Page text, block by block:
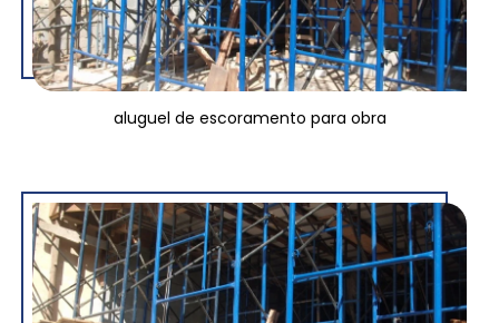
aluguel de escoramento para obra